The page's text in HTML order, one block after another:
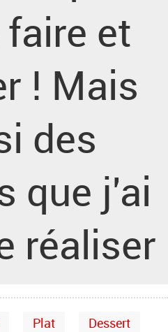
et
! Mais
des
que j'ai
réaliser
Plat
Dessert